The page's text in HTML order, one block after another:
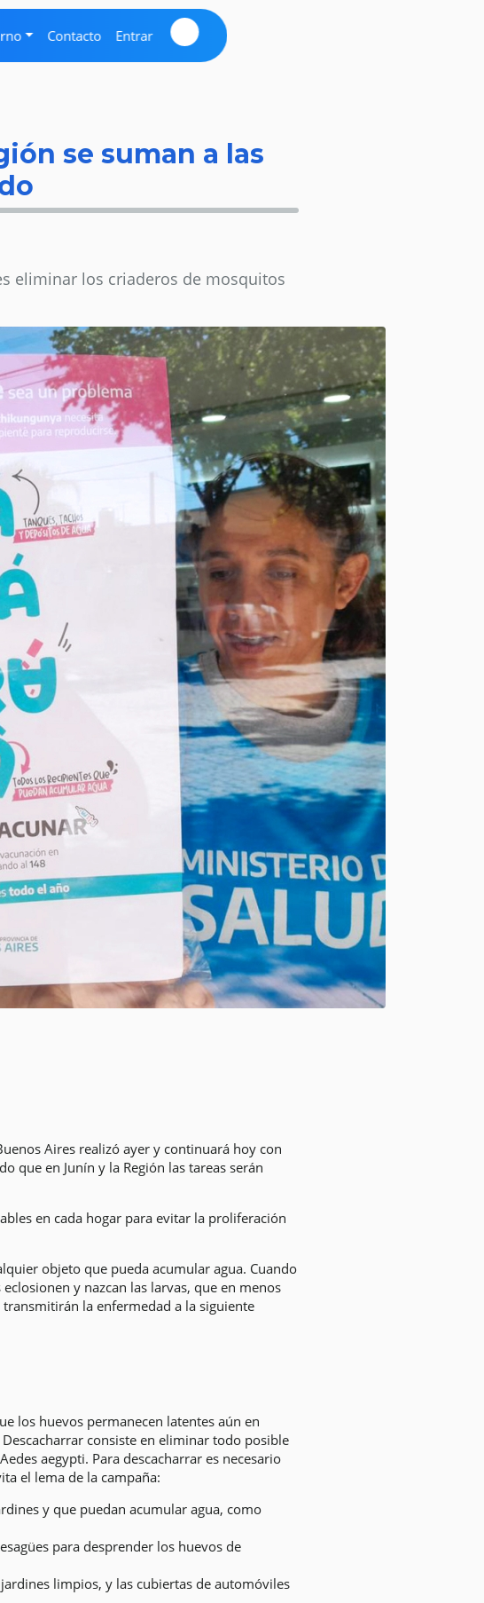
Contacto Entrar
se suman a las
eliminar los criaderos de mosquitos
Aires realizó ayer y continuará hoy con
que en Junín y la Región las tareas serán
en cada hogar para evitar la proliferación
objeto que pueda acumular agua. Cuando
y nazcan las larvas, que en menos
la enfermedad a la siguiente
los huevos permanecen latentes aún en
consiste en eliminar todo posible
aegypti. Para descacharrar es necesario
el lema de la campaña:
y que puedan acumular agua, como
para desprender los huevos de
limpios, y las cubiertas de automóviles